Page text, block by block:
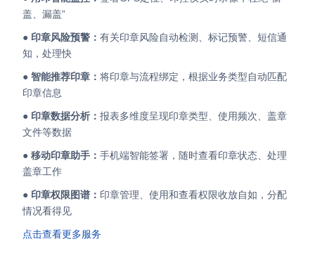
盖、漏盖”
● 印章风险预警： 有关印章风险自动检测、标记预警、短信通
知，处理快
智能推荐印章： 将印章与流程绑定，根据业务类型自动匹配
印章信息
印章数据分析： 报表多维度呈现印章类型、使用频次、盖章
文件等数据
移动印章助手： 手机端智能签署，随时查看印章状态、处理
盖章工作
印章权限图谱： 印章管理、使用和查看权限收放自如，分配
情况看得见
点击查看更多服务